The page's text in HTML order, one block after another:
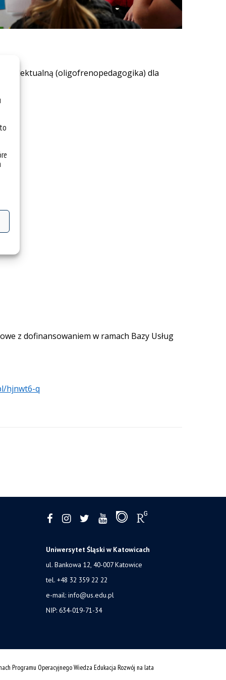
intelektualną (oligofrenopedagogika) dla
z dofinansowaniem w ramach Bazy Usług
hjnwt6-q
Uniwersytet Śląski w Katowicach
ul. Bankowa 12, 40-007 Katowice
tel. +48 32 359 22 22
e-mail: info@us.edu.pl
NIP: 634-019-71-34
Programu Operacyjnego Wiedza Edukacja Rozwój na lata